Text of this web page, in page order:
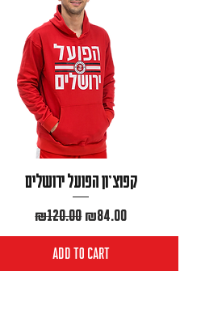
קפוצ׳ון הפועל ירושלים
Regular Price
₪120.00 Sale Price
₪84.00
Add to Cart